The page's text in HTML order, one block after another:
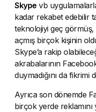
Skype vb
kadar rekabet edebilir
teknolojiyi geç görmüş,
açmış birçok kişinin
Skype’a rakip
akrabalarının
duymadığını da fikrimi
Ayrıca son dönemde
birçok yerde reklamını